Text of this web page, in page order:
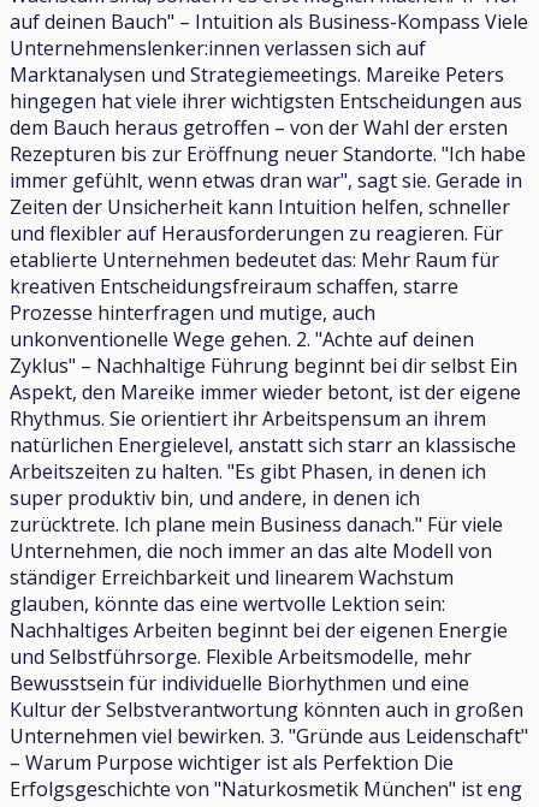
auf deinen Bauch" – Intuition als Business-Kompass Viele
Unternehmenslenker:innen verlassen sich auf
Marktanalysen und Strategiemeetings. Mareike Peters
hingegen hat viele ihrer wichtigsten Entscheidungen aus
dem Bauch heraus getroffen – von der Wahl der ersten
Rezepturen bis zur Eröffnung neuer Standorte. "Ich habe
immer gefühlt, wenn etwas dran war", sagt sie. Gerade in
Zeiten der Unsicherheit kann Intuition helfen, schneller
und flexibler auf Herausforderungen zu reagieren. Für
etablierte Unternehmen bedeutet das: Mehr Raum für
kreativen Entscheidungsfreiraum schaffen, starre
Prozesse hinterfragen und mutige, auch
unkonventionelle Wege gehen. 2. "Achte auf deinen
Zyklus" – Nachhaltige Führung beginnt bei dir selbst Ein
Aspekt, den Mareike immer wieder betont, ist der eigene
Rhythmus. Sie orientiert ihr Arbeitspensum an ihrem
natürlichen Energielevel, anstatt sich starr an klassische
Arbeitszeiten zu halten. "Es gibt Phasen, in denen ich
super produktiv bin, und andere, in denen ich
zurücktrete. Ich plane mein Business danach." Für viele
Unternehmen, die noch immer an das alte Modell von
ständiger Erreichbarkeit und linearem Wachstum
glauben, könnte das eine wertvolle Lektion sein:
Nachhaltiges Arbeiten beginnt bei der eigenen Energie
und Selbstführsorge. Flexible Arbeitsmodelle, mehr
Bewusstsein für individuelle Biorhythmen und eine
Kultur der Selbstverantwortung könnten auch in großen
Unternehmen viel bewirken. 3. "Gründe aus Leidenschaft"
– Warum Purpose wichtiger ist als Perfektion Die
Erfolgsgeschichte von "Naturkosmetik München" ist eng